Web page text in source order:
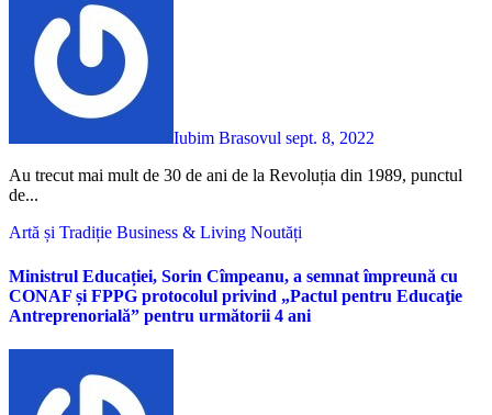
Iubim Brasovul sept. 8, 2022
Au trecut mai mult de 30 de ani de la Revoluția din 1989, punctul
de...
Artă și Tradiție Business & Living Noutăți
Ministrul Educației, Sorin Cîmpeanu, a semnat împreună cu
CONAF și FPPG protocolul privind „Pactul pentru Educaţie
Antreprenorială” pentru următorii 4 ani